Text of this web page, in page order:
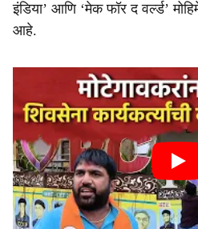
इंडिया’ आणि ‘मेक फॉर द वर्ल्ड’
आहे.